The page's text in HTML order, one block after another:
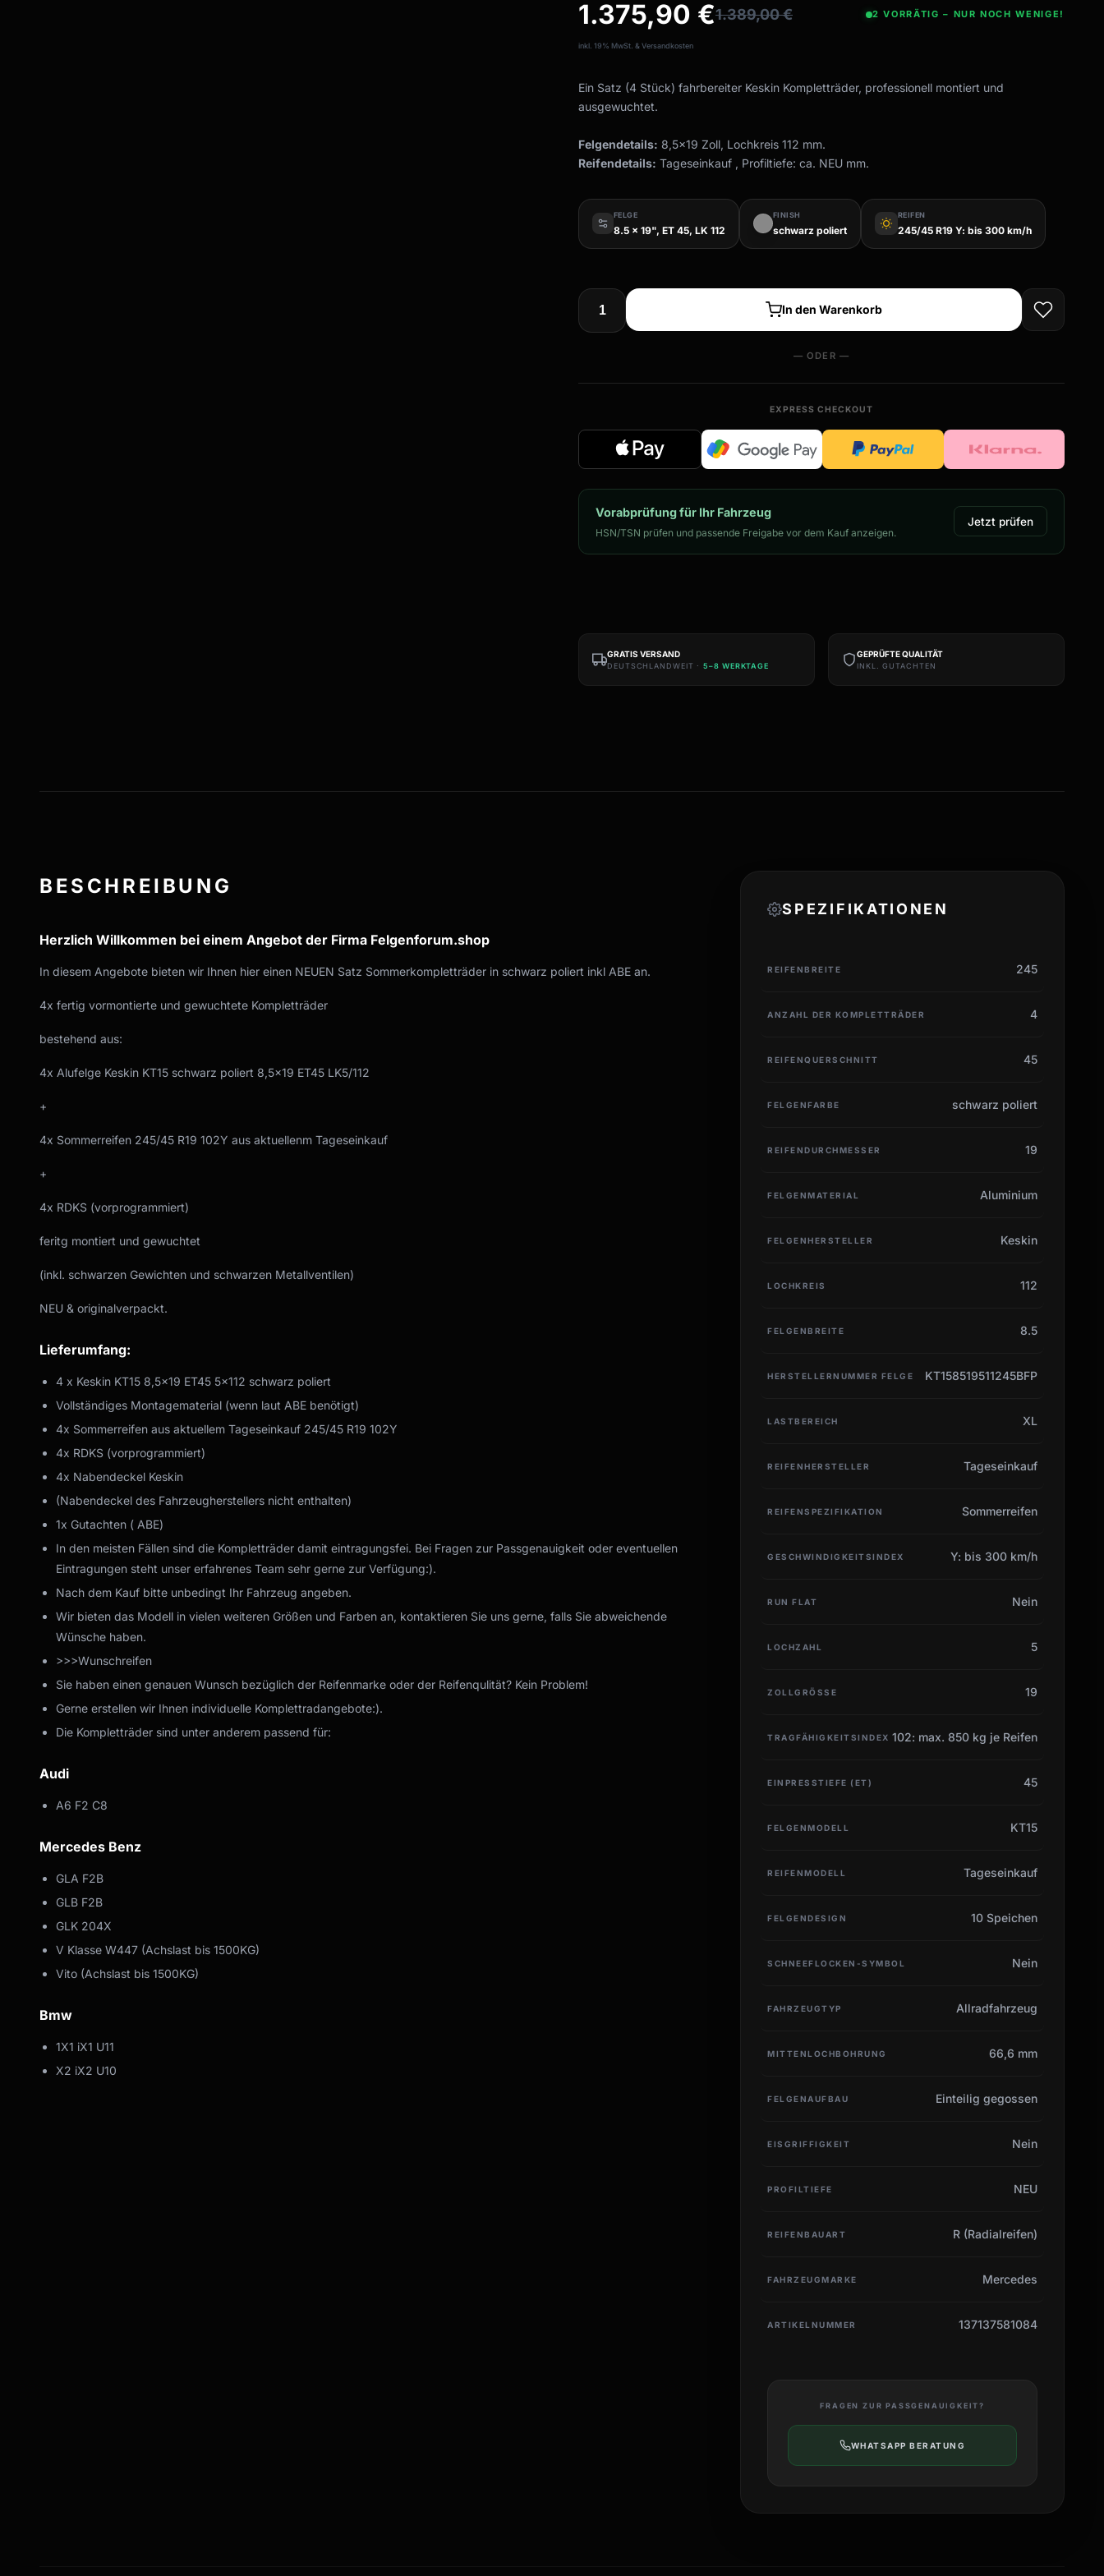
1.375,90 €1.389,00€ 2 VORRÄTIG – NUR NOCH WENIGE!
inkl. 19% MwSt. & Versandkosten
Ein Satz (4 Stück) fahrbereiter Keskin Kompletträder, professionell montiert und
ausgewuchtet.
Felgendetails: 8,5x19 Zoll, Lochkreis 112 mm.
Reifendetails: Tageseinkauf , Profiltiefe: ca. NEU mm.
FELGE
8.5 x 19", ET 45, LK 112
FINISH
schwarz poliert wb_sunny
REIFEN
245/45 R19 Y: bis 300 km/h
In den Warenkorb
— ODER —
EXPRESS CHECKOUT
Vorabprüfung für Ihr Fahrzeug
HSN/TSN prüfen und passende Freigabe vor dem Kauf anzeigen.
Jetzt prüfen
GRATIS VERSAND
DEUTSCHLANDWEIT ·5–8 WERKTAGE
GEPRÜFTE QUALITÄT
INKL. GUTACHTEN
BESCHREIBUNG
Herzlich Willkommen bei einem Angebot der Firma Felgenforum.shop
In diesem Angebote bieten wir Ihnen hier einen NEUEN Satz Sommerkompletträder in schwarz poliert inkl ABE an.
4x fertig vormontierte und gewuchtete Kompletträder
bestehend aus:
4x Alufelge Keskin KT15 schwarz poliert 8,5x19 ET45 LK5/112
+
4x Sommerreifen 245/45 R19 102Y aus aktuellenm Tageseinkauf
+
4x RDKS (vorprogrammiert)
feritg montiert und gewuchtet
(inkl. schwarzen Gewichten und schwarzen Metallventilen)
NEU & originalverpackt.
Lieferumfang:
4 x Keskin KT15 8,5x19 ET45 5x112 schwarz poliert
Vollständiges Montagematerial (wenn laut ABE benötigt)
4x Sommerreifen aus aktuellem Tageseinkauf 245/45 R19 102Y
4x RDKS (vorprogrammiert)
4x Nabendeckel Keskin
(Nabendeckel des Fahrzeugherstellers nicht enthalten)
1x Gutachten ( ABE)
In den meisten Fällen sind die Kompletträder damit eintragungsfei. Bei Fragen zur Passgenauigkeit oder eventuellen
Eintragungen steht unser erfahrenes Team sehr gerne zur Verfügung:).
Nach dem Kauf bitte unbedingt Ihr Fahrzeug angeben.
Wir bieten das Modell in vielen weiteren Größen und Farben an, kontaktieren Sie uns gerne, falls Sie abweichende
Wünsche haben.
>>>Wunschreifen
Sie haben einen genauen Wunsch bezüglich der Reifenmarke oder der Reifenqulität? Kein Problem!
Gerne erstellen wir Ihnen individuelle Komplettradangebote:).
Die Kompletträder sind unter anderem passend für:
Audi
A6 F2 C8
Mercedes Benz
GLA F2B
GLB F2B
GLK 204X
V Klasse W447 (Achslast bis 1500KG)
Vito (Achslast bis 1500KG)
Bmw
1X1 iX1 U11
X2 iX2 U10
SPEZIFIKATIONEN
REIFENBREITE 245
ANZAHL DER KOMPLETTRÄDER 4
REIFENQUERSCHNITT 45
FELGENFARBE schwarz poliert
REIFENDURCHMESSER 19
FELGENMATERIAL Aluminium
FELGENHERSTELLER Keskin
LOCHKREIS 112
FELGENBREITE 8.5
HERSTELLERNUMMER FELGE KT158519511245BFP
LASTBEREICH XL
REIFENHERSTELLER Tageseinkauf
REIFENSPEZIFIKATION Sommerreifen
GESCHWINDIGKEITSINDEX Y: bis 300 km/h
RUN FLAT Nein
LOCHZAHL 5
ZOLLGRÖSSE 19
TRAGFÄHIGKEITSINDEX 102: max. 850 kg je Reifen
EINPRESSTIEFE (ET) 45
FELGENMODELL KT15
REIFENMODELL Tageseinkauf
FELGENDESIGN 10 Speichen
SCHNEEFLOCKEN-SYMBOL Nein
FAHRZEUGTYP Allradfahrzeug
MITTENLOCHBOHRUNG 66,6 mm
FELGENAUFBAU Einteilig gegossen
EISGRIFFIGKEIT Nein
PROFILTIEFE NEU
REIFENBAUART R (Radialreifen)
FAHRZEUGMARKE Mercedes
ARTIKELNUMMER 137137581084
FRAGEN ZUR PASSGENAUIGKEIT?
WHATSAPP BERATUNG